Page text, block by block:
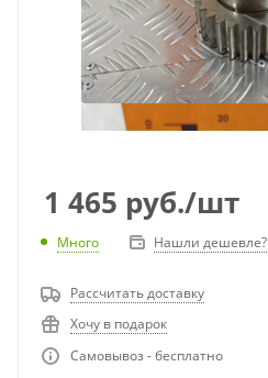
1 465 руб./шт
Много Нашли дешевле?
Рассчитать доставку
Хочу в подарок
Самовывоз - бесплатно